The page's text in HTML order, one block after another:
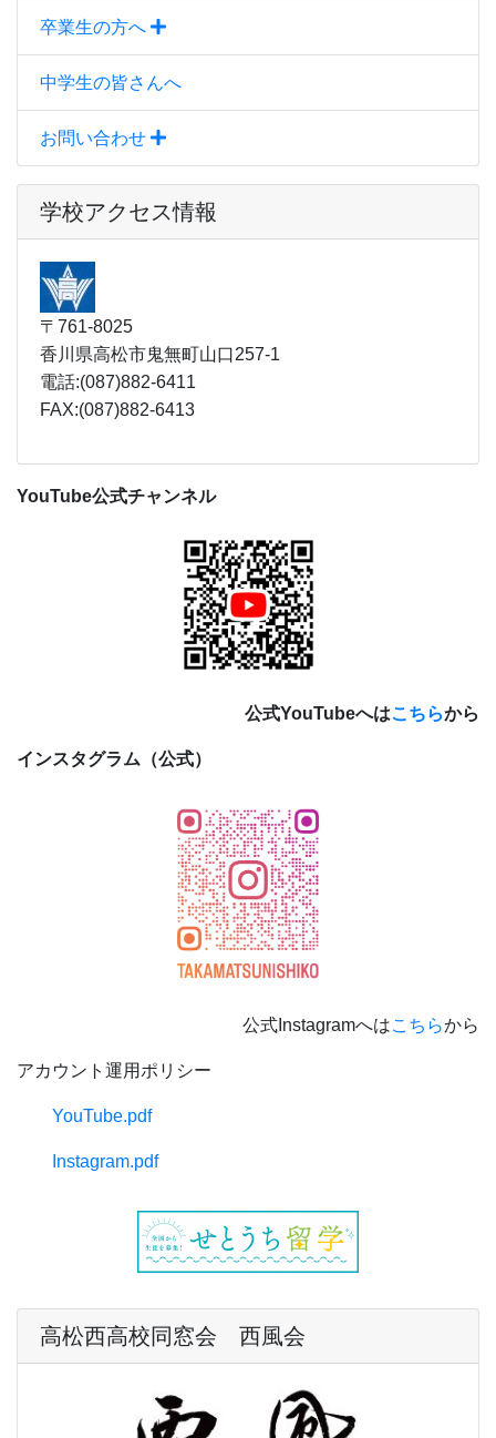
卒業生の方へ
中学生の皆さんへ
お問い合わせ
学校アクセス情報
〒761-8025
香川県高松市鬼無町山口257-1
電話:(087)882-6411
FAX:(087)882-6413
YouTube公式チャンネル
公式YouTubeへはこちらから
インスタグラム（公式）
公式Instagramへはこちらから
アカウント運用ポリシー
YouTube.pdf
Instagram.pdf
高松西高校同窓会 西風会